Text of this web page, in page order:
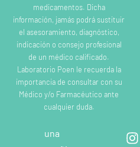
medicamentos. Dicha
información, jamás podrá sustituir
el asesoramiento, diagnóstico,
indicación o consejo profesional
de un médico calificado.
Laboratorio Poen le recuerda la
importancia de consultar con su
Médico y/o Farmacéutico ante
cualquier duda.
una